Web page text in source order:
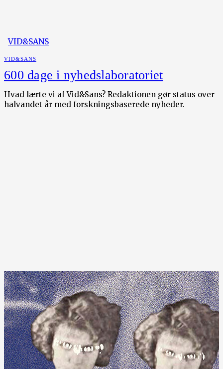
VID&SANS
VID&SANS
600 dage i nyhedslaboratoriet
Hvad lærte vi af Vid&Sans? Redaktionen gør status over
halvandet år med forskningsbaserede nyheder.